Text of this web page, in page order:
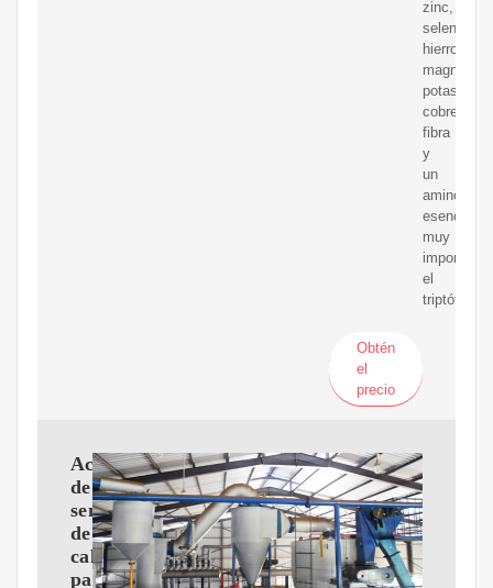
zinc,
selenio,
hierro,
magnesio,
potasio,
cobre,
fibra
y
un
esencial
muy
importante:
el
triptófano.
Obtén
el
precio
Aceite
de
semilla
de
calabaza
para